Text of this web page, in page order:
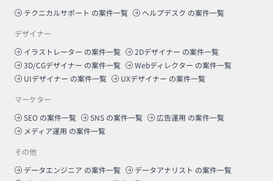
テクニカルサポート の案件一覧 ヘルプデスク の案件一覧
デザイナー
イラストレーター の案件一覧 2Dデザイナー の案件一覧
3D/CGデザイナー の案件一覧 Webディレクター の案件一覧
UIデザイナー の案件一覧 UXデザイナー の案件一覧
マーケター
SEO の案件一覧 SNS の案件一覧 広告運用 の案件一覧
メディア運用 の案件一覧
その他
データエンジニア の案件一覧 データアナリスト の案件一覧